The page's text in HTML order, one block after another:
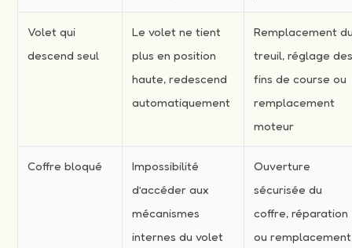
Volet qui
descend seul
Le volet ne tient
plus en position
haute, redescend
automatiquement
Remplacement
treuil, réglage
fins de course ou
remplacement
moteur
Coffre bloqué
Impossibilité
d’accéder aux
mécanismes
internes du volet
Ouverture
sécurisée du
coffre, réparation
ou remplacement